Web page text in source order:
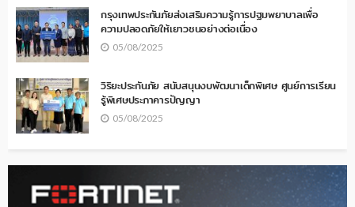
กรุงเทพประกันภัยส่งเสริมความรู้การปฐมพยาบาลเพื่อ
ความปลอดภัยให้เยาวชนอย่างต่อเนื่อง
05/08/2025
วิริยะประกันภัย สนับสนุนงบพัฒนาเด็กพิเศษ ศูนย์การเรียน
รู้พิเศษประภาคารปัญญา
05/08/2025